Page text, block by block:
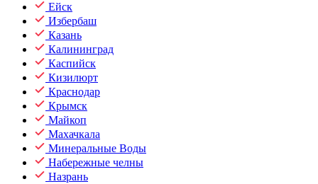
Ейск
Избербаш
Казань
Калининград
Каспийск
Кизилюрт
Краснодар
Крымск
Майкоп
Махачкала
Минеральные Воды
Набережные челны
Назрань